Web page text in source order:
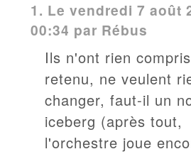
1. Le vendredi 7 août
00:34 par Rébus
Ils n'ont rien
retenu, ne veulent
changer, faut-il un
iceberg (après tout,
l'orchestre joue